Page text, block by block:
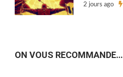
2 jours ago
ON VOUS RECOMMANDE…